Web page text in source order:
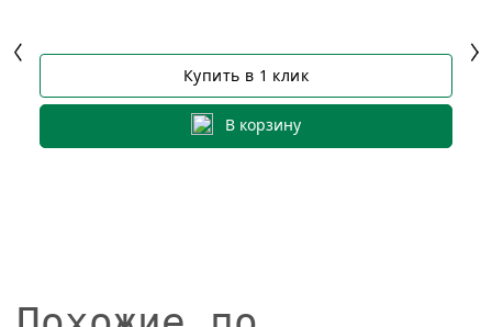
Купить в 1 клик
В корзину